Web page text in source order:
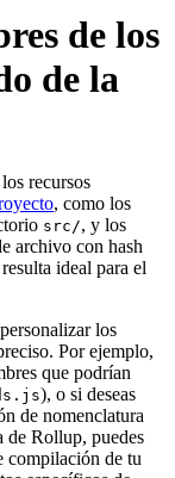
de los
de la
recursos
, como los
src/, y los
archivo con hash
ideal para el
los
Por ejemplo,
que podrían
), o si deseas
de nomenclatura
de Rollup, puedes
compilación de tu